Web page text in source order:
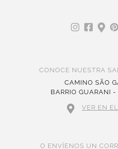
CONOCE NUESTRA
CAMINO SÃO
BARRIO GUARANI
VER EN
O ENVÍENOS UN